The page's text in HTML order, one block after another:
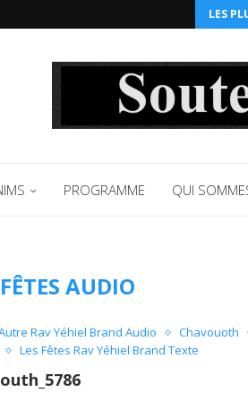
LES
PROGRAMME QUI
AUDIO
Rav Yéhiel Brand Audio
Chavouoth
Les Fêtes Rav Yéhiel Brand Texte